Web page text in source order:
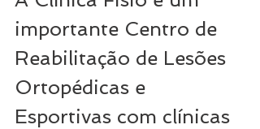
importante Centro de
Reabilitação de Lesões
Ortopédicas e
Esportivas com clínicas